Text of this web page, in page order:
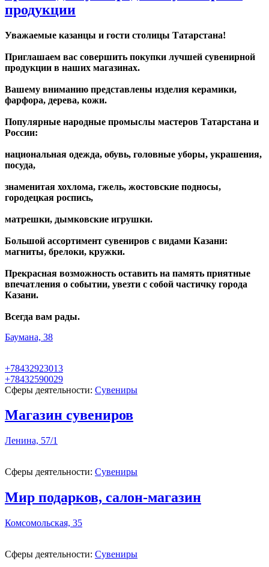
продукции
Уважаемые казанцы и гости столицы Татарстана!
Приглашаем вас совершить покупки лучшей сувенирной
продукции в наших магазинах.
Вашему вниманию представлены изделия керамики,
фарфора, дерева, кожи.
Популярные народные промыслы мастеров Татарстана и
России:
национальная одежда, обувь, головные уборы, украшения,
посуда,
знаменитая хохлома, гжель, жостовские подносы,
городецкая роспись,
матрешки, дымковские игрушки.
Большой ассортимент сувениров с видами Казани:
магниты, брелоки, кружки.
Прекрасная возможность оставить на память приятные
впечатления о событии, увезти с собой частичку города
Казани.
Всегда вам рады.
Баумана, 38
+78432923013
+78432590029
Сферы деятельности: Сувениры
Магазин сувениров
Ленина, 57/1
Сферы деятельности: Сувениры
Мир подарков, салон-магазин
Комсомольская, 35
Сферы деятельности: Сувениры